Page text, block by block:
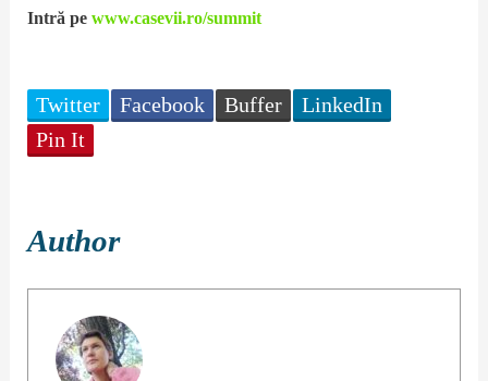
Intră pewww.casevii.ro/summit
Twitter Facebook Buffer
LinkedIn
Pin It
Author